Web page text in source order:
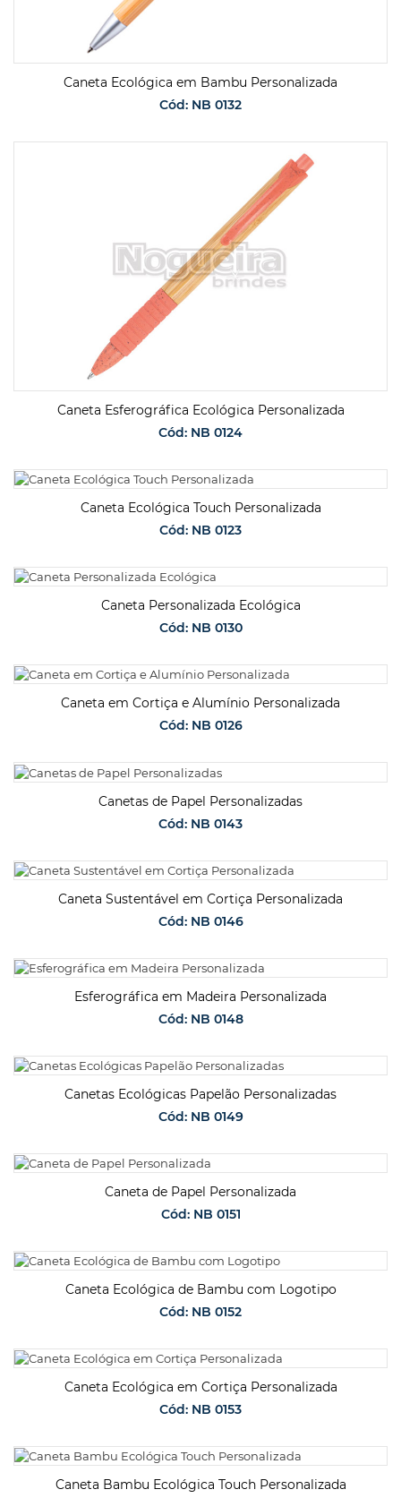
Caneta Ecológica em Bambu Personalizada
Cód: NB 0132
Caneta Esferográfica Ecológica Personalizada
Cód: NB 0124
SOLICITAR ORÇAMENTO
Caneta Ecológica Touch Personalizada
Cód: NB 0123
SOLICITAR ORÇAMENTO
Caneta Personalizada Ecológica
Cód: NB 0130
SOLICITAR ORÇAMENTO
Caneta em Cortiça e Alumínio Personalizada
Cód: NB 0126
SOLICITAR ORÇAMENTO
Canetas de Papel Personalizadas
Cód: NB 0143
SOLICITAR ORÇAMENTO
Caneta Sustentável em Cortiça Personalizada
Cód: NB 0146
SOLICITAR ORÇAMENTO
Esferográfica em Madeira Personalizada
Cód: NB 0148
SOLICITAR ORÇAMENTO
Canetas Ecológicas Papelão Personalizadas
Cód: NB 0149
SOLICITAR ORÇAMENTO
Caneta de Papel Personalizada
Cód: NB 0151
SOLICITAR ORÇAMENTO
Caneta Ecológica de Bambu com Logotipo
Cód: NB 0152
SOLICITAR ORÇAMENTO
Caneta Ecológica em Cortiça Personalizada
Cód: NB 0153
SOLICITAR ORÇAMENTO
Caneta Bambu Ecológica Touch Personalizada